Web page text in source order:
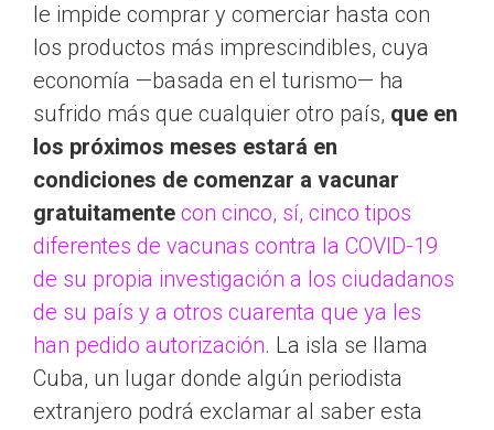
le impide comprar y comerciar hasta con
los productos más imprescindibles, cuya
economía —basada en el turismo— ha
sufrido más que cualquier otro país, que en
los próximos meses estará en
condiciones de comenzar a vacunar
gratuitamente con cinco, sí, cinco tipos
diferentes de vacunas contra la COVID-19
de su propia investigación a los ciudadanos
de su país y a otros cuarenta que ya les
han pedido autorización. La isla se llama
Cuba, un lugar donde algún periodista
extranjero podrá exclamar al saber esta